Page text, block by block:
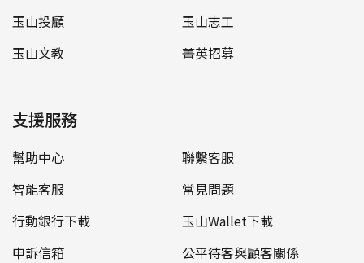
玉山投顧
玉山志工
玉山文教
菁英招募
支援服務
幫助中心
聯繫客服
智能客服
常見問題
行動銀行下載
玉山Wallet下載
申訴信箱
公平待客與顧客關係